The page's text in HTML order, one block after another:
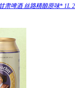
肃啤酒 丝路精酿原味* 1L 2